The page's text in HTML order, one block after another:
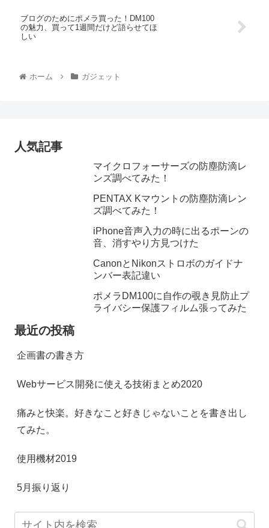
ブログのためにポメラ買った！DM100
の魅力、買って1週間だけど語らせてほ
しい
ホーム ガジェット
人気記事
マイクロフォーサーズの防塵防滴レ
ンズ調べてみた！
PENTAX Kマウントの防塵防滴レン
ズ調べてみた！
iPhone音声入力の時に出るポーンの
音、消すやり方見つけた
CanonとNikonストロボのガイドナ
ンバー表記違い
ポメラDM100に自作の覗き見防止プ
ライバシー保護フィルム張ってみた
最近の投稿
企画書の書き方
Webサービス開発に使える技術まとめ2020
痛みと快楽。好きなこと好きじゃないことを書き出し
てみた。
使用機材2019
5月振り返り